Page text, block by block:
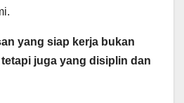
yang siap kerja bukan
juga yang disiplin dan